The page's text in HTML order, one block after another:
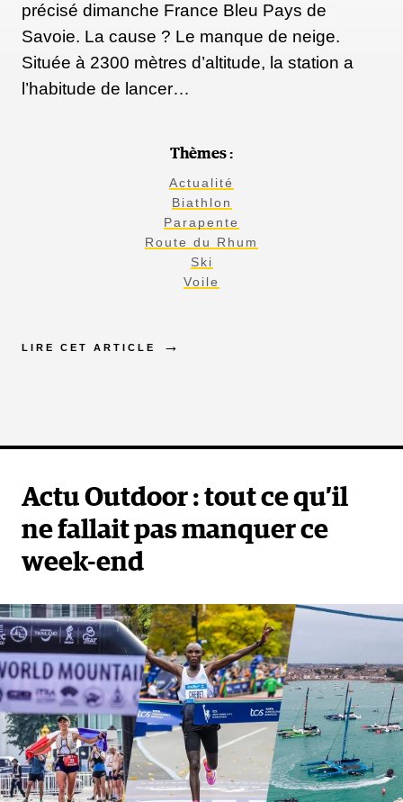
précisé dimanche France Bleu Pays de
Savoie. La cause ? Le manque de neige.
Située à 2300 mètres d’altitude, la station a
l’habitude de lancer…
Thèmes :
Actualité
Biathlon
Parapente
Route du Rhum
Ski
Voile
LIRE CET ARTICLE
Actu Outdoor : tout ce qu’il
ne fallait pas manquer ce
week-end